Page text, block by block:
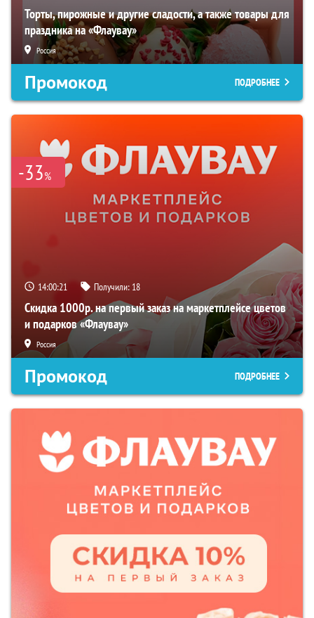
Торты, пирожные и другие сладости, а также товары для
праздника на «Флаувау»
Россия
Промокод ПОДРОБНЕЕ
-33%
14:00:20 Получили: 18
Скидка 1000р. на первый заказ на маркетплейсе цветов
и подарков «Флаувау»
Россия
Промокод ПОДРОБНЕЕ